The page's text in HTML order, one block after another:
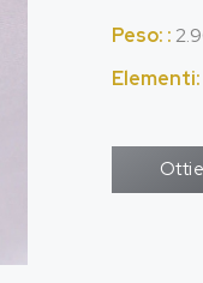
Peso: :
Elementi: